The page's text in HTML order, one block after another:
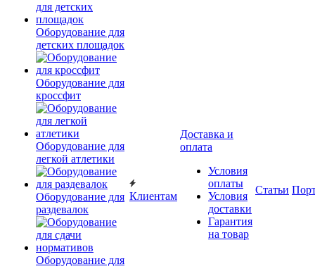
Оборудование для
детских площадок
Оборудование для
кроссфит
Оборудование для
легкой атлетики
Оборудование для
раздевалок
Оборудование для
Клиентам
Доставка и
оплата
Условия
оплаты
Условия
доставки
Гарантия
на товар
Статьи